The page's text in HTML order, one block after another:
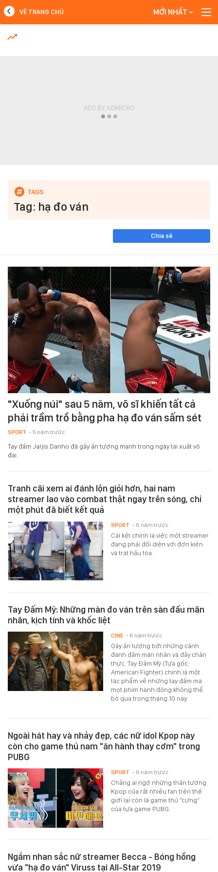
MỚI NHẤT
VỀ TRANG CHỦ MỚI NHẤT
Tag: hạ đo ván
Chia sẻ
"Xuống núi" sau 5 năm, võ sĩ khiến tất cả
phải trầm trồ bằng pha hạ đo ván sấm sét
SPORT - 5 năm trước
Tay đấm Jarjis Danho đã gây ấn tượng mạnh trong ngày tái xuất võ
đài.
Tranh cãi xem ai đánh lộn giỏi hơn, hai nam
streamer lao vào combat thật ngay trên sóng, chỉ
một phút đã biết kết quả
Cái kết chính là việc một streamer
đang phải đối diện với đơn kiện
và trát hầu tòa.
SPORT - 6 năm trước
Tay Đấm Mỹ: Những màn đo ván trên sàn đấu mãn
nhãn, kịch tính và khốc liệt
Gây ấn tượng bởi những cảnh
đánh đấm mãn nhãn và đầy chân
thực, Tay Đấm Mỹ (Tựa gốc:
American Fighter) chính là một
tác phẩm về những tay đấm mà
mọt phim hành động không thể
bỏ qua trong tháng 10 này.
CINE - 6 năm trước
Ngoài hát hay và nhảy đẹp, các nữ idol Kpop này
còn cho game thủ nam "ăn hành thay cơm" trong
PUBG
Chẳng ai ngờ những thần tượng
Kpop của rất nhiều fan trên thế
giới lại còn là game thủ “cứng”
của tựa game PUBG.
SPORT - 6 năm trước
Ngắm nhan sắc nữ streamer Becca - Bóng hồng
vừa "hạ đo ván" Viruss tại All-Star 2019